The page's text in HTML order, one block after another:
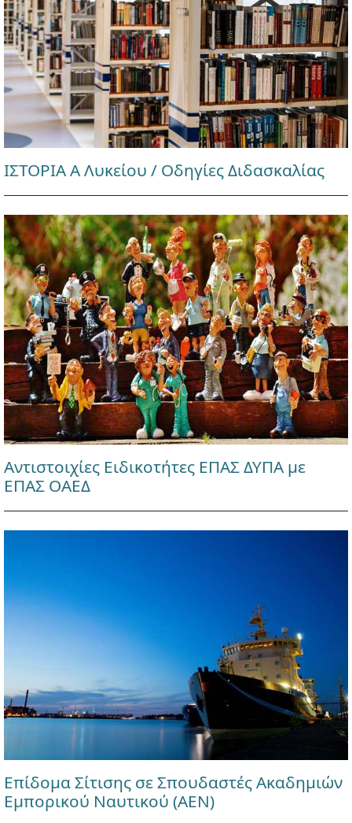
ΙΣΤΟΡΙΑ Α Λυκείου / Οδηγίες Διδασκαλίας
Αντιστοιχίες Ειδικοτήτες ΕΠΑΣ ΔΥΠΑ με
ΕΠΑΣ ΟΑΕΔ
Επίδομα Σίτισης σε Σπουδαστές Ακαδημιών
Εμπορικού Ναυτικού (ΑΕΝ)